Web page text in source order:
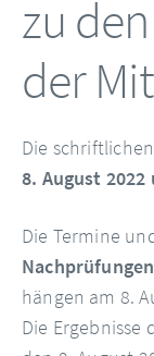
zu
der
Die
8. August 2022
Die Termine
hängen am 8.
Die